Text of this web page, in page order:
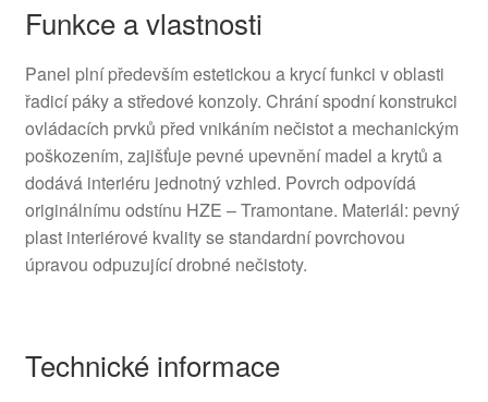
Funkce a vlastnosti
Panel plní především estetickou a krycí funkci v oblasti
řadicí páky a středové konzoly. Chrání spodní konstrukci
ovládacích prvků před vnikáním nečistot a mechanickým
poškozením, zajišťuje pevné upevnění madel a krytů a
dodává interiéru jednotný vzhled. Povrch odpovídá
originálnímu odstínu HZE – Tramontane. Materiál: pevný
plast interiérové kvality se standardní povrchovou
úpravou odpuzující drobné nečistoty.
Technické informace